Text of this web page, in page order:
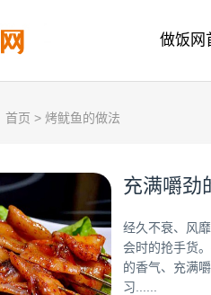
做饭网
首页 > 烤鱿鱼的做法
充满嚼劲
经久不衰、风
会时的抢手货
的香气、充满
习......